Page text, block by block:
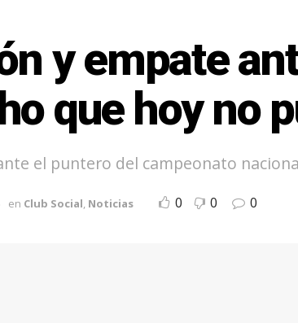
y empate
que hoy no
el puntero del campeonato
en Club Social, Noticias 0 0 0